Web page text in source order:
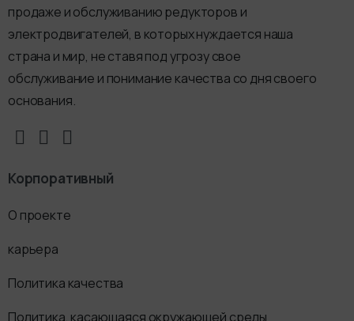
продаже и обслуживанию редукторов и
электродвигателей, в которых нуждается наша
страна и мир, не ставя под угрозу свое
обслуживание и понимание качества со дня своего
основания.
Корпоративный
О проекте
карьера
Политика качества
Политика, касающаяся окружающей среды